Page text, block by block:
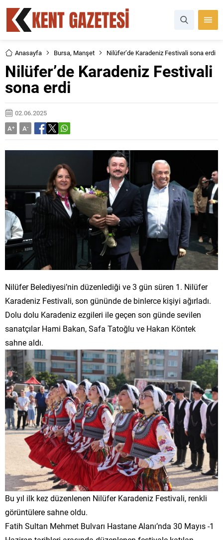
Anasayfa Bursa, Manşet Nilüfer’de Karadeniz Festivali sona erdi
Nilüfer’de Karadeniz Festivali
sona erdi
02.06.2025
A+ A-
Nilüfer Belediyesi’nin düzenlediği ve 3 gün süren 1. Nilüfer
Karadeniz Festivali, son gününde de binlerce kişiyi ağırladı.
Dolu dolu Karadeniz ezgileri ile geçen son günde sevilen
sanatçılar Hami Bakan, Safa Tatoğlu ve Hakan Köntek
sahne aldı.
Bu yıl ilk kez düzenlenen Nilüfer Karadeniz Festivali, renkli
görüntülere sahne oldu.
Fatih Sultan Mehmet Bulvarı Hastane Alanı’nda 30 Mayıs -1